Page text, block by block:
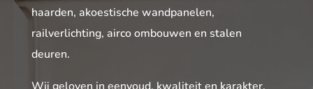
haarden, akoestische wandpanelen,
railverlichting, airco ombouwen en stalen
deuren.